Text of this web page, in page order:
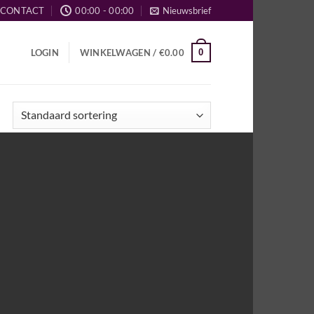
CONTACT 00:00 - 00:00 Nieuwsbrief
LOGIN WINKELWAGEN / €0.00 0